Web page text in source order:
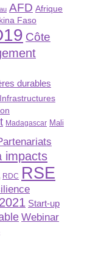
AFD Afrique
Faso
Côte
durables
Infrastructures
Madagascar Mali
impacts
RDC RSE
Start-up
Webinar